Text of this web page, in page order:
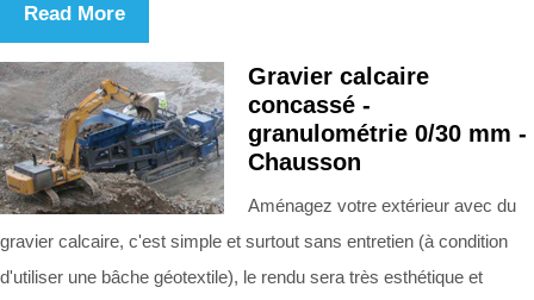
Read More
Gravier calcaire
concassé -
granulométrie 0/30 mm -
Chausson
Aménagez votre extérieur avec du
gravier calcaire, c'est simple et surtout sans entretien (à condition
d'utiliser une bâche géotextile), le rendu sera très esthétique et